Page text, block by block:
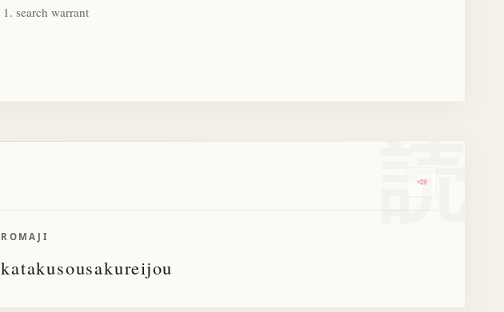
search warrant
読Dengarkan
ROMAJI
katakusousakureijou